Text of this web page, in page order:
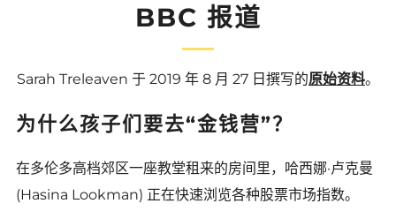
BBC 报道
Sarah Treleaven 于 2019 年 8 月 27 日撰写的原始资料。
为什么孩子们要去“金钱营”？
在多伦多高档郊区一座教堂租来的房间里，哈西娜·卢克曼
(Hasina Lookman) 正在快速浏览各种股票市场指数。